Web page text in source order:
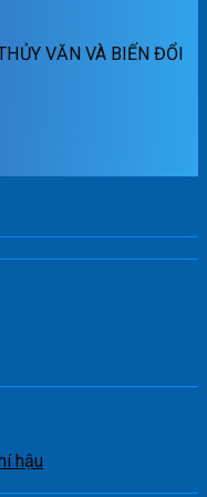
VĂN VÀ BIẾN ĐỔI
hậu